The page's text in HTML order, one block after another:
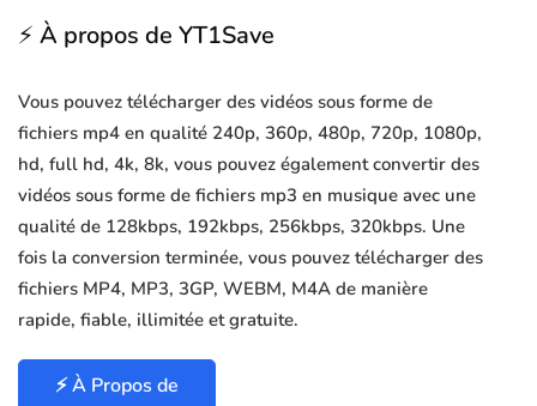
⚡ À propos de YT1Save
Vous pouvez télécharger des vidéos sous forme de
fichiers mp4 en qualité 240p, 360p, 480p, 720p, 1080p,
hd, full hd, 4k, 8k, vous pouvez également convertir des
vidéos sous forme de fichiers mp3 en musique avec une
qualité de 128kbps, 192kbps, 256kbps, 320kbps. Une
fois la conversion terminée, vous pouvez télécharger des
fichiers MP4, MP3, 3GP, WEBM, M4A de manière
rapide, fiable, illimitée et gratuite.
⚡ À Propos de